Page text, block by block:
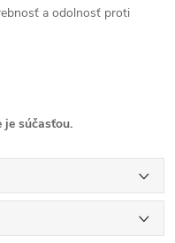
a odolnosť proti
je súčasťou.